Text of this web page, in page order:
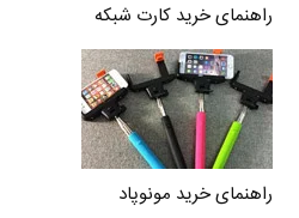
راهنمای خرید کارت شبکه
راهنمای خرید مونوپاد